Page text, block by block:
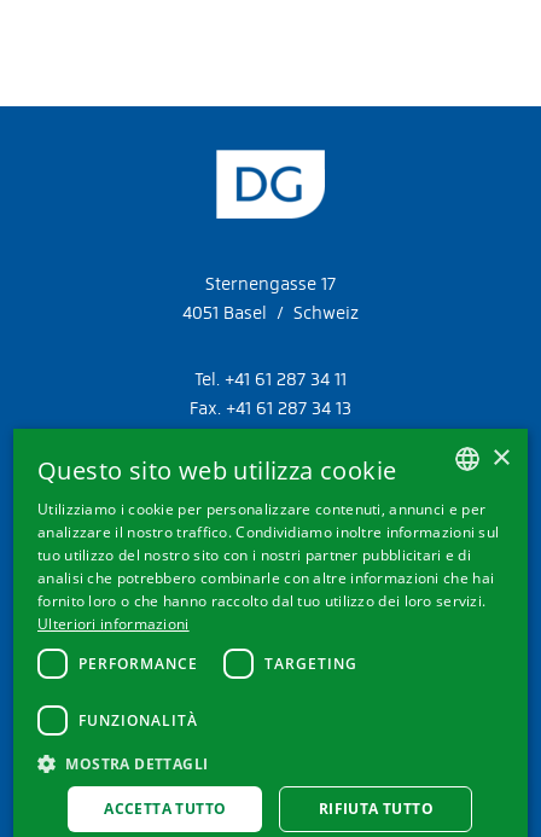
Sternengasse 17
4051 Basel / Schweiz
Tel. +41 61 287 34 11
Fax. +41 61 287 34 13
PAGINE
Prodotti
Conoscenze
Il mio magnesio
GERMAN
FRENCH
ITALIAN
×
Questo sito web utilizza cookie
Utilizziamo i cookie per personalizzare contenuti, annunci e per
analizzare il nostro traffico. Condividiamo inoltre informazioni sul
tuo utilizzo del nostro sito con i nostri partner pubblicitari e di
analisi che potrebbero combinarle con altre informazioni che hai
fornito loro o che hanno raccolto dal tuo utilizzo dei loro servizi.
Ulteriori informazioni
PERFORMANCE
TARGETING
FUNZIONALITÀ
MOSTRA DETTAGLI
ACCETTA TUTTO RIFIUTA TUTTO